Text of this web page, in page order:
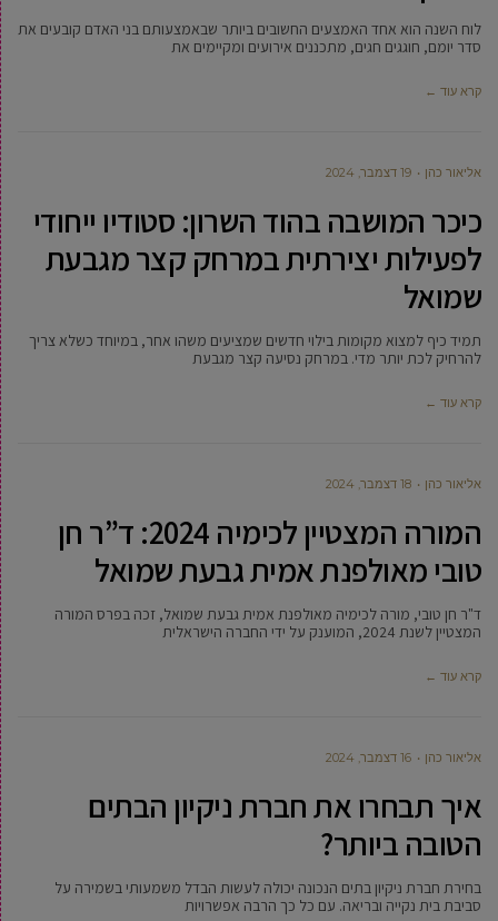
לוח השנה הוא אחד האמצעים החשובים ביותר שבאמצעותם בני האדם קובעים את
סדר יומם, חוגגים חגים, מתכננים אירועים ומקיימים את
קרא עוד ←
‫אליאור כהן 19 דצמבר, 2024
כיכר המושבה בהוד השרון: סטודיו ייחודי
לפעילות יצירתית במרחק קצר מגבעת
שמואל
תמיד כיף למצוא מקומות בילוי חדשים שמציעים משהו אחר, במיוחד כשלא צריך
להרחיק לכת יותר מדי. במרחק נסיעה קצר מגבעת
קרא עוד ←
‫אליאור כהן 18 דצמבר, 2024
המורה המצטיין לכימיה 2024: ד”ר חן
טובי מאולפנת אמית גבעת שמואל
ד"ר חן טובי, מורה לכימיה מאולפנת אמית גבעת שמואל, זכה בפרס המורה
המצטיין לשנת 2024, המוענק על ידי החברה הישראלית
קרא עוד ←
‫אליאור כהן 16 דצמבר, 2024
איך תבחרו את חברת ניקיון הבתים
הטובה ביותר?
בחירת חברת ניקיון בתים הנכונה יכולה לעשות הבדל משמעותי בשמירה על
סביבת בית נקייה ובריאה. עם כל כך הרבה אפשרויות